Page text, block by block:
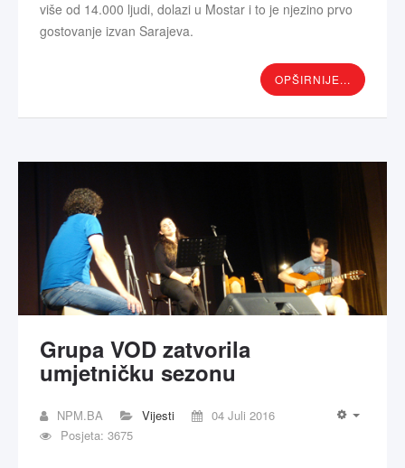
više od 14.000 ljudi, dolazi u Mostar i to je njezino prvo
gostovanje izvan Sarajeva.
OPŠIRNIJE...
Grupa VOD zatvorila
umjetničku sezonu
NPM.BA Vijesti
04 Juli 2016
Posjeta: 3675